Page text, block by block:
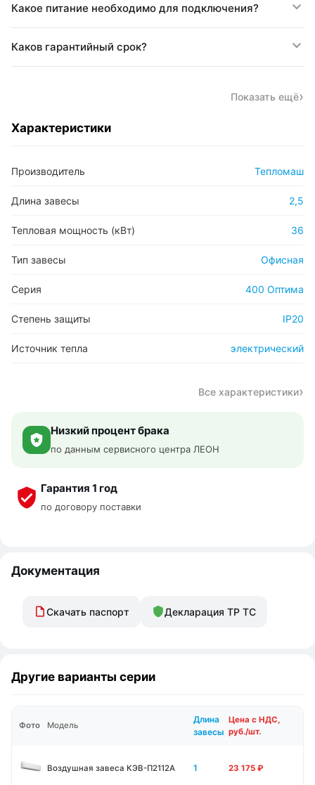
Какое питание необходимо для подключения?
Каков гарантийный срок?
Показать ещё
Характеристики
Производитель Тепломаш
Длина завесы 2,5
Тепловая мощность (кВт) 36
Тип завесы Офисная
Серия 400 Оптима
Степень защиты IP20
Источник тепла электрический
Все характеристики
Низкий процент брака
по данным сервисного центра ЛЕОН
Гарантия 1 год
по договору поставки
Документация
Скачать паспорт Декларация ТР ТС
Другие варианты серии
Фото Модель
Длина
завесы
Цена с НДС,
руб./шт.
Воздушная завеса КЭВ-П2112А 1 23 175 ₽